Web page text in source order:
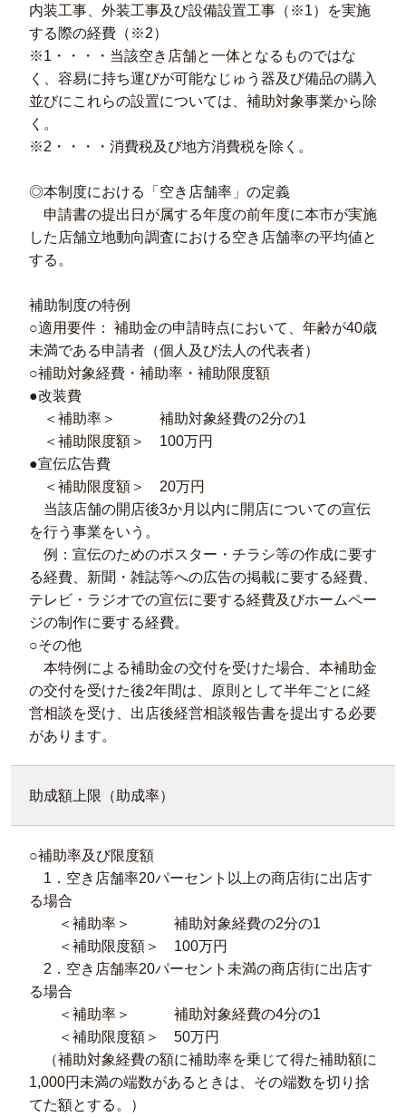
内装工事、外装工事及び設備設置工事（※1）を実施
する際の経費（※2）
※1・・・・当該空き店舗と一体となるものではな
く、容易に持ち運びが可能なじゅう器及び備品の購入
並びにこれらの設置については、補助対象事業から除
く。
※2・・・・消費税及び地方消費税を除く。
◎本制度における「空き店舗率」の定義
申請書の提出日が属する年度の前年度に本市が実施
した店舗立地動向調査における空き店舗率の平均値と
する。
補助制度の特例
○適用要件： 補助金の申請時点において、年齢が40歳
未満である申請者（個人及び法人の代表者）
○補助対象経費・補助率・補助限度額
●改装費
＜補助率＞ 補助対象経費の2分の1
＜補助限度額＞ 100万円
●宣伝広告費
＜補助限度額＞ 20万円
当該店舗の開店後3か月以内に開店についての宣伝
を行う事業をいう。
例：宣伝のためのポスター・チラシ等の作成に要す
る経費、新聞・雑誌等への広告の掲載に要する経費、
テレビ・ラジオでの宣伝に要する経費及びホームペー
ジの制作に要する経費。
○その他
本特例による補助金の交付を受けた場合、本補助金
の交付を受けた後2年間は、原則として半年ごとに経
営相談を受け、出店後経営相談報告書を提出する必要
があります。
助成額上限（助成率）
○補助率及び限度額
1．空き店舗率20パーセント以上の商店街に出店す
る場合
＜補助率＞ 補助対象経費の2分の1
＜補助限度額＞ 100万円
2．空き店舗率20パーセント未満の商店街に出店す
る場合
＜補助率＞ 補助対象経費の4分の1
＜補助限度額＞ 50万円
（補助対象経費の額に補助率を乗じて得た補助額に
1,000円未満の端数があるときは、その端数を切り捨
てた額とする。）